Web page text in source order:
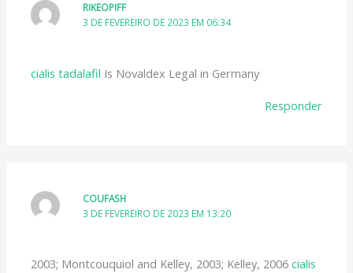
RIKEOPIFF
3 DE FEVEREIRO DE 2023 EM 06:34
cialis tadalafil Is Novaldex Legal in Germany
Responder
COUFASH
3 DE FEVEREIRO DE 2023 EM 13:20
2003; Montcouquiol and Kelley, 2003; Kelley, 2006cialis